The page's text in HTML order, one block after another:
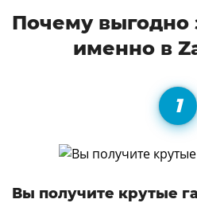
Почему выгодно
именно в
Вы получите крутые